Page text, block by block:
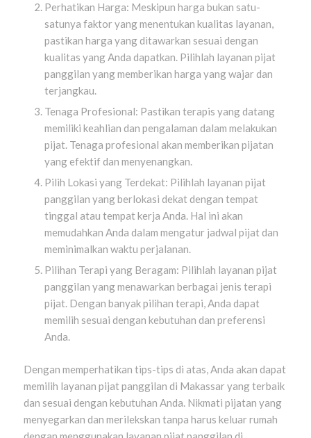
Perhatikan Harga: Meskipun harga bukan satu-
satunya faktor yang menentukan kualitas layanan,
pastikan harga yang ditawarkan sesuai dengan
kualitas yang Anda dapatkan. Pilihlah layanan pijat
panggilan yang memberikan harga yang wajar dan
terjangkau.
Tenaga Profesional: Pastikan terapis yang datang
memiliki keahlian dan pengalaman dalam melakukan
pijat. Tenaga profesional akan memberikan pijatan
yang efektif dan menyenangkan.
Pilih Lokasi yang Terdekat: Pilihlah layanan pijat
panggilan yang berlokasi dekat dengan tempat
tinggal atau tempat kerja Anda. Hal ini akan
memudahkan Anda dalam mengatur jadwal pijat dan
meminimalkan waktu perjalanan.
Pilihan Terapi yang Beragam: Pilihlah layanan pijat
panggilan yang menawarkan berbagai jenis terapi
pijat. Dengan banyak pilihan terapi, Anda dapat
memilih sesuai dengan kebutuhan dan preferensi
Anda.
Dengan memperhatikan tips-tips di atas, Anda akan dapat
memilih layanan pijat panggilan di Makassar yang terbaik
dan sesuai dengan kebutuhan Anda. Nikmati pijatan yang
menyegarkan dan merilekskan tanpa harus keluar rumah